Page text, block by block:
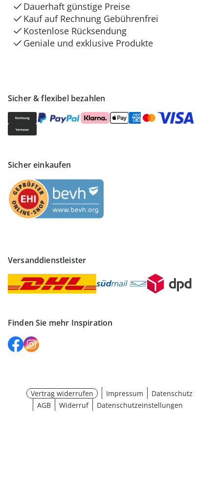
Sicher & flexibel bezahlen
Sicher einkaufen
Versanddienstleister
Finden Sie mehr Inspiration
Dauerhaft günstige Preise
Kauf auf Rechnung Gebührenfrei
Kostenlose Rücksendung
Geniale und exklusive Produkte
Vertrag widerrufen Impressum
Datenschutz
AGB
Widerruf Datenschutzeinstellungen